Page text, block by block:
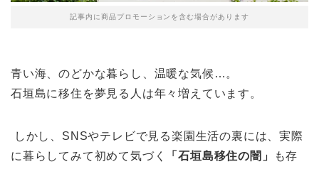
記事内に商品プロモーションを含む場合があります
青い海、のどかな暮らし、温暖な気候…。
石垣島に移住を夢見る人は年々増えています。
しかし、SNSやテレビで見る楽園生活の裏には、実際
に暮らしてみて初めて気づく
「石垣島移住の闇」
も存